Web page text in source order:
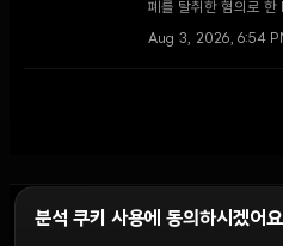
폐를 탈취한 혐의로 한
해당 요원이 횡령 자
Aug 3, 2026, 6:54
분석 쿠키 사용에 동의하시겠어